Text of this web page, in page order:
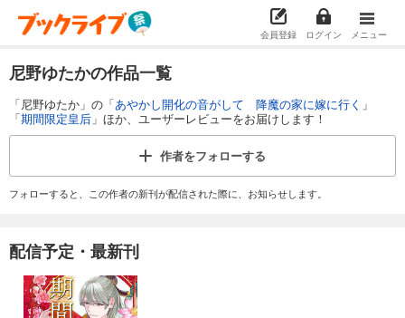
会員登録 ログイン メニュー
尼野ゆたかの作品一覧
「尼野ゆたか」の「あやかし開化の音がして 降魔の家に嫁に行く 」
「期間限定皇后 」ほか、ユーザーレビューをお届けします！
作者をフォローする
フォローすると、この作者の新刊が配信された際に、お知らせします。
配信予定・最新刊